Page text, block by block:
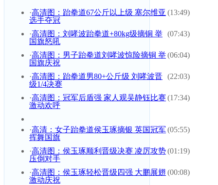
(13:49)
·高清图：跆拳道67公斤以上级 塞尔维亚
选手夺冠
(07:43)
·高清图：刘哮波跆拳道+80kg级摘铜 举
国旗怒吼
(06:04)
·高清图：男子跆拳道刘哮波惊险摘铜 举
国旗庆祝
(22:03)
·高清图：跆拳道男80+公斤级 刘哮波晋
级1/4决赛
(17:34)
·高清图：冠军后盾强 家人观吴静钰比赛
激动欢呼
(05:55)
·高清：女子跆拳道侯玉琢摘银 英国冠军
挥舞国旗
(01:19)
·高清图：侯玉琢顺利晋级决赛 凌厉攻势
压倒对手
(00:08)
·高清图：侯玉琢轻松晋级四强 大鹏展翅
激动庆祝